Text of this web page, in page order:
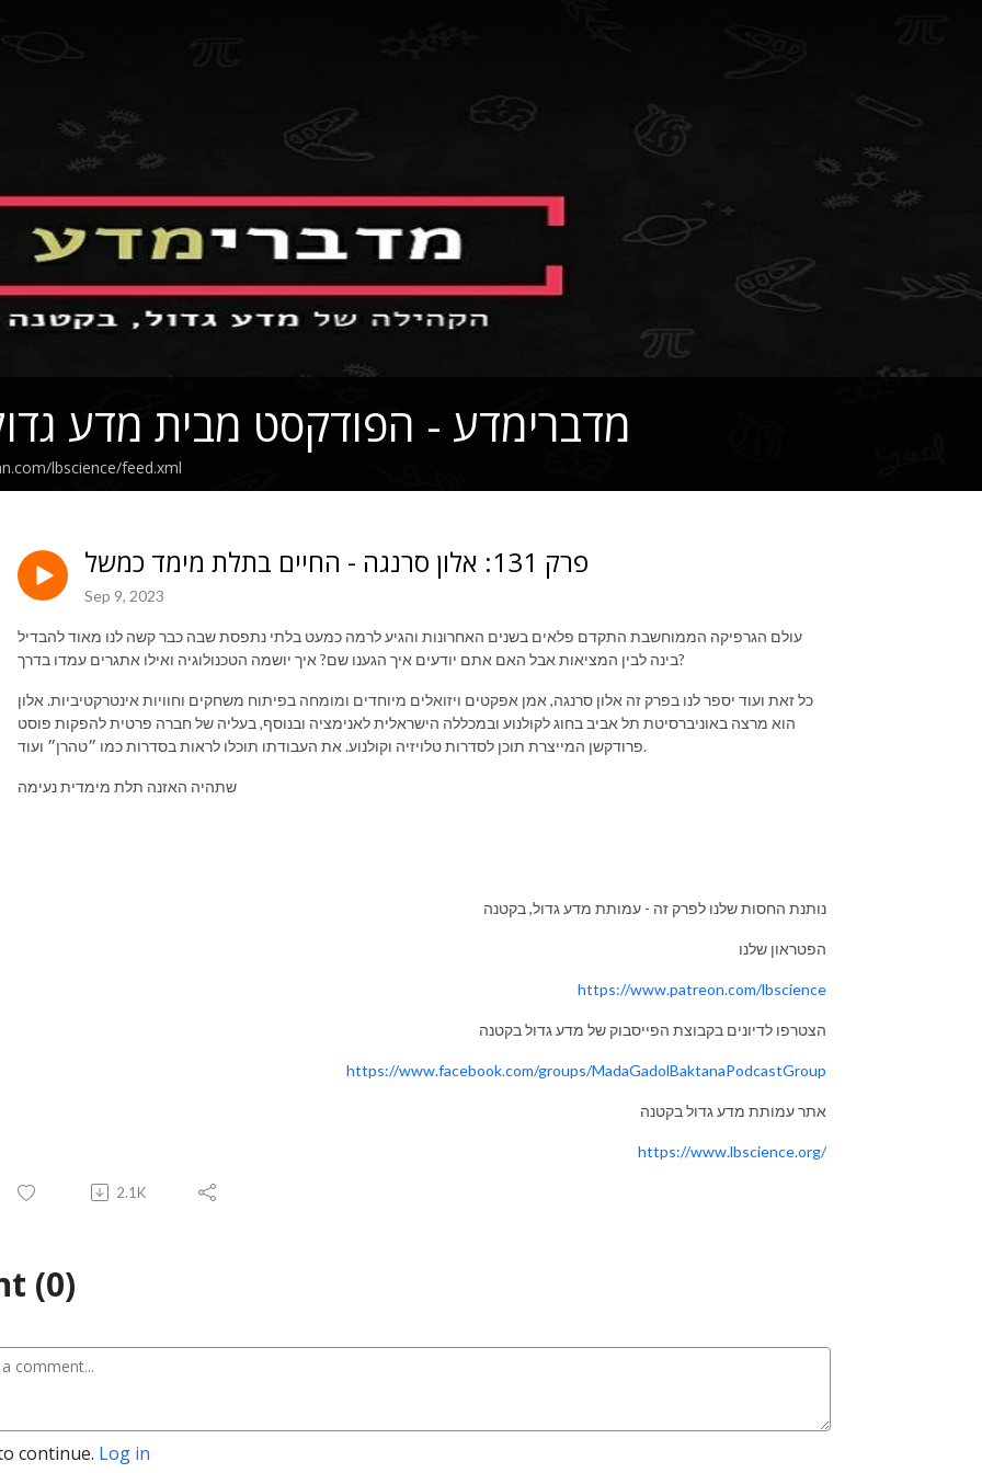
מדברימדע - הפודקסט מבית מדע
lbscience/feed.xml
פרק 131: אלון סרנגה - החיים בתלת מימד כמשל
Sep 9, 2023
עולם הגרפיקה הממוחשבת התקדם פלאים בשנים האחרונות והגיע לרמה כמעט בלתי נתפסת שבה כבר קשה לנו מאוד להבדיל
בינה לבין המציאות אבל האם אתם יודעים איך הגענו שם? איך יושמה הטכנולוגיה ואילו אתגרים עמדו בדרך?
כל זאת ועוד יספר לנו בפרק זה אלון סרנגה, אמן אפקטים ויזואלים מיוחדים ומומחה בפיתוח משחקים וחוויות אינטרקטיביות. אלון
הוא מרצה באוניברסיטת תל אביב בחוג לקולנוע ובמכללה הישראלית לאנימציה ובנוסף, בעליה של חברה פרטית להפקות פוסט
פרודקשן המייצרת תוכן לסדרות טלויזיה וקולנוע. את העבודתו תוכלו לראות בסדרות כמו ״טהרן״ ועוד.
שתהיה האזנה תלת מימדית נעימה
נותנת החסות שלנו לפרק זה - עמותת מדע גדול, בקטנה
הפטראון שלנו
https://www.patreon.com/lbscience
הצטרפו לדיונים בקבוצת הפייסבוק של מדע גדול בקטנה
https://www.facebook.com/groups/MadaGadolBaktanaPodcastGroup
אתר עמותת מדע גדול בקטנה
https://www.lbscience.org/
2.1K
(0)
continue. Log in